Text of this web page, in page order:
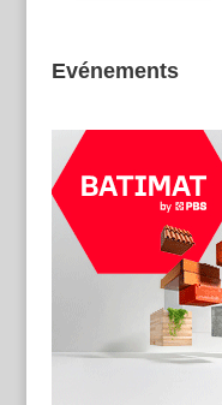
Evénements